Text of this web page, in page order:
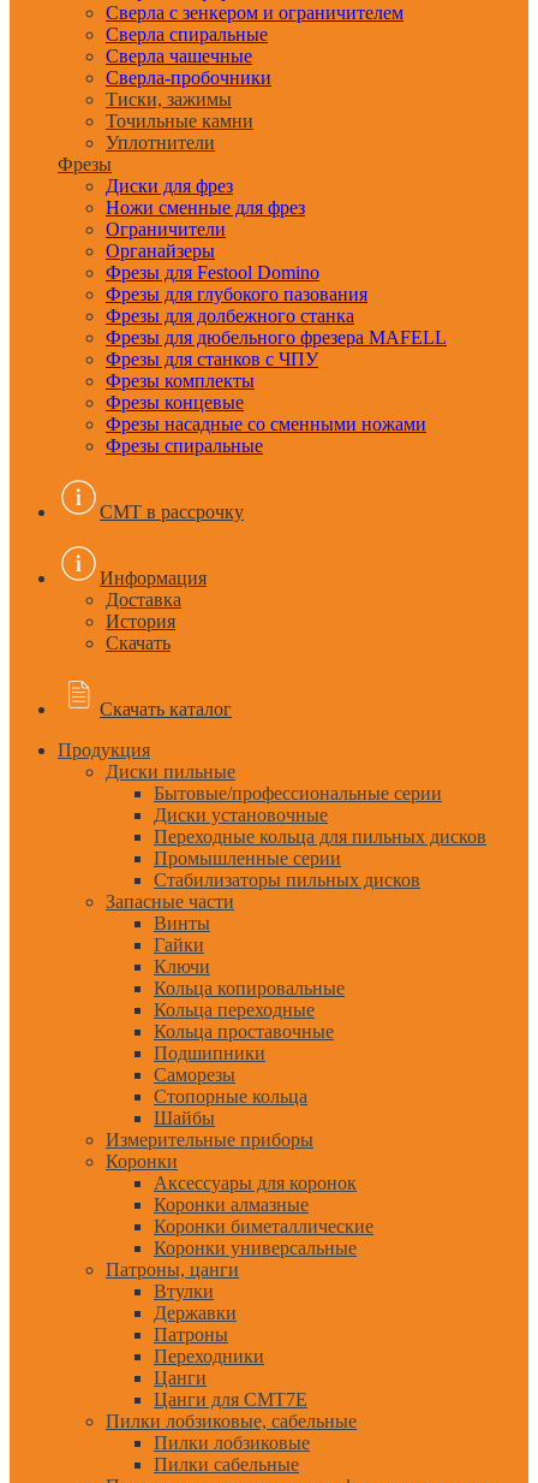
Сверла с зенкером и ограничителем
Сверла спиральные
Сверла чашечные
Сверла-пробочники
Тиски, зажимы
Точильные камни
Уплотнители
Фрезы
Диски для фрез
Ножи сменные для фрез
Ограничители
Органайзеры
Фрезы для Festool Domino
Фрезы для глубокого пазования
Фрезы для долбежного станка
Фрезы для дюбельного фрезера MAFELL
Фрезы для станков с ЧПУ
Фрезы комплекты
Фрезы концевые
Фрезы насадные со сменными ножами
Фрезы спиральные
CMT в рассрочку
Информация
Доставка
История
Скачать
Скачать каталог
Продукция
Диски пильные
Бытовые/профессиональные серии
Диски установочные
Переходные кольца для пильных дисков
Промышленные серии
Стабилизаторы пильных дисков
Запасные части
Винты
Гайки
Ключи
Кольца копировальные
Кольца переходные
Кольца проставочные
Подшипники
Саморезы
Стопорные кольца
Шайбы
Измерительные приборы
Коронки
Аксессуары для коронок
Коронки алмазные
Коронки биметаллические
Коронки универсальные
Патроны, цанги
Втулки
Державки
Патроны
Переходники
Цанги
Цанги для CMT7E
Пилки лобзиковые, сабельные
Пилки лобзиковые
Пилки сабельные